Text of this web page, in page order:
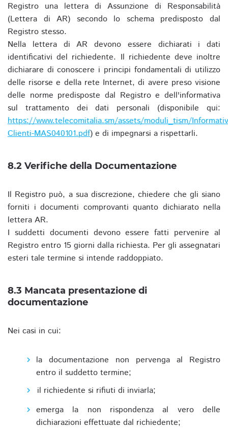
Registro una lettera di Assunzione di Responsabilità
(Lettera di AR) secondo lo schema predisposto dal
Registro stesso.
Nella lettera di AR devono essere dichiarati i dati
identificativi del richiedente. Il richiedente deve inoltre
dichiarare di conoscere i principi fondamentali di utilizzo
delle risorse e della rete Internet, di avere preso visione
delle norme predisposte dal Registro e dell'informativa
sul trattamento dei dati personali (disponibile qui:
https://www.telecomitalia.sm/assets/moduli_tism/
Clienti-MAS040101.pdf) e di impegnarsi a rispettarli.
8.2 Verifiche della Documentazione
Il Registro può, a sua discrezione, chiedere che gli siano
forniti i documenti comprovanti quanto dichiarato nella
lettera AR.
I suddetti documenti devono essere fatti pervenire al
Registro entro 15 giorni dalla richiesta. Per gli assegnatari
esteri tale termine si intende raddoppiato.
8.3 Mancata presentazione di
documentazione
Nei casi in cui:
la documentazione non pervenga al Registro
entro il suddetto termine;
il richiedente si rifiuti di inviarla;
emerga la non rispondenza al vero delle
dichiarazioni effettuate dal richiedente;